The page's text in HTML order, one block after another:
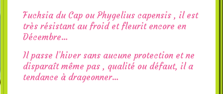
Fuchsia du Cap ou Phygelius capensis , il est
très résistant au froid et fleurit encore en
Décembre…
Il passe l’hiver sans aucune protection et ne
disparaît même pas , qualité ou défaut, il a
tendance à drageonner…